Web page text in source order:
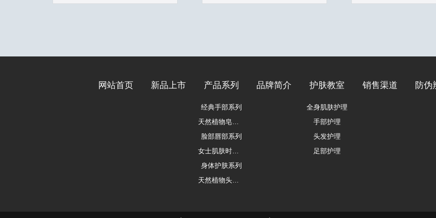
网站首页 新品上市 产品系列
经典手部系列
天然植物皂系列
脸部唇部系列
女士肌肤时光修护 抗皱系列
身体护肤系列
天然植物头发护理
品牌简介 护肤教室
全身肌肤护理
手部护理
头发护理
足部护理
销售渠道 防伪